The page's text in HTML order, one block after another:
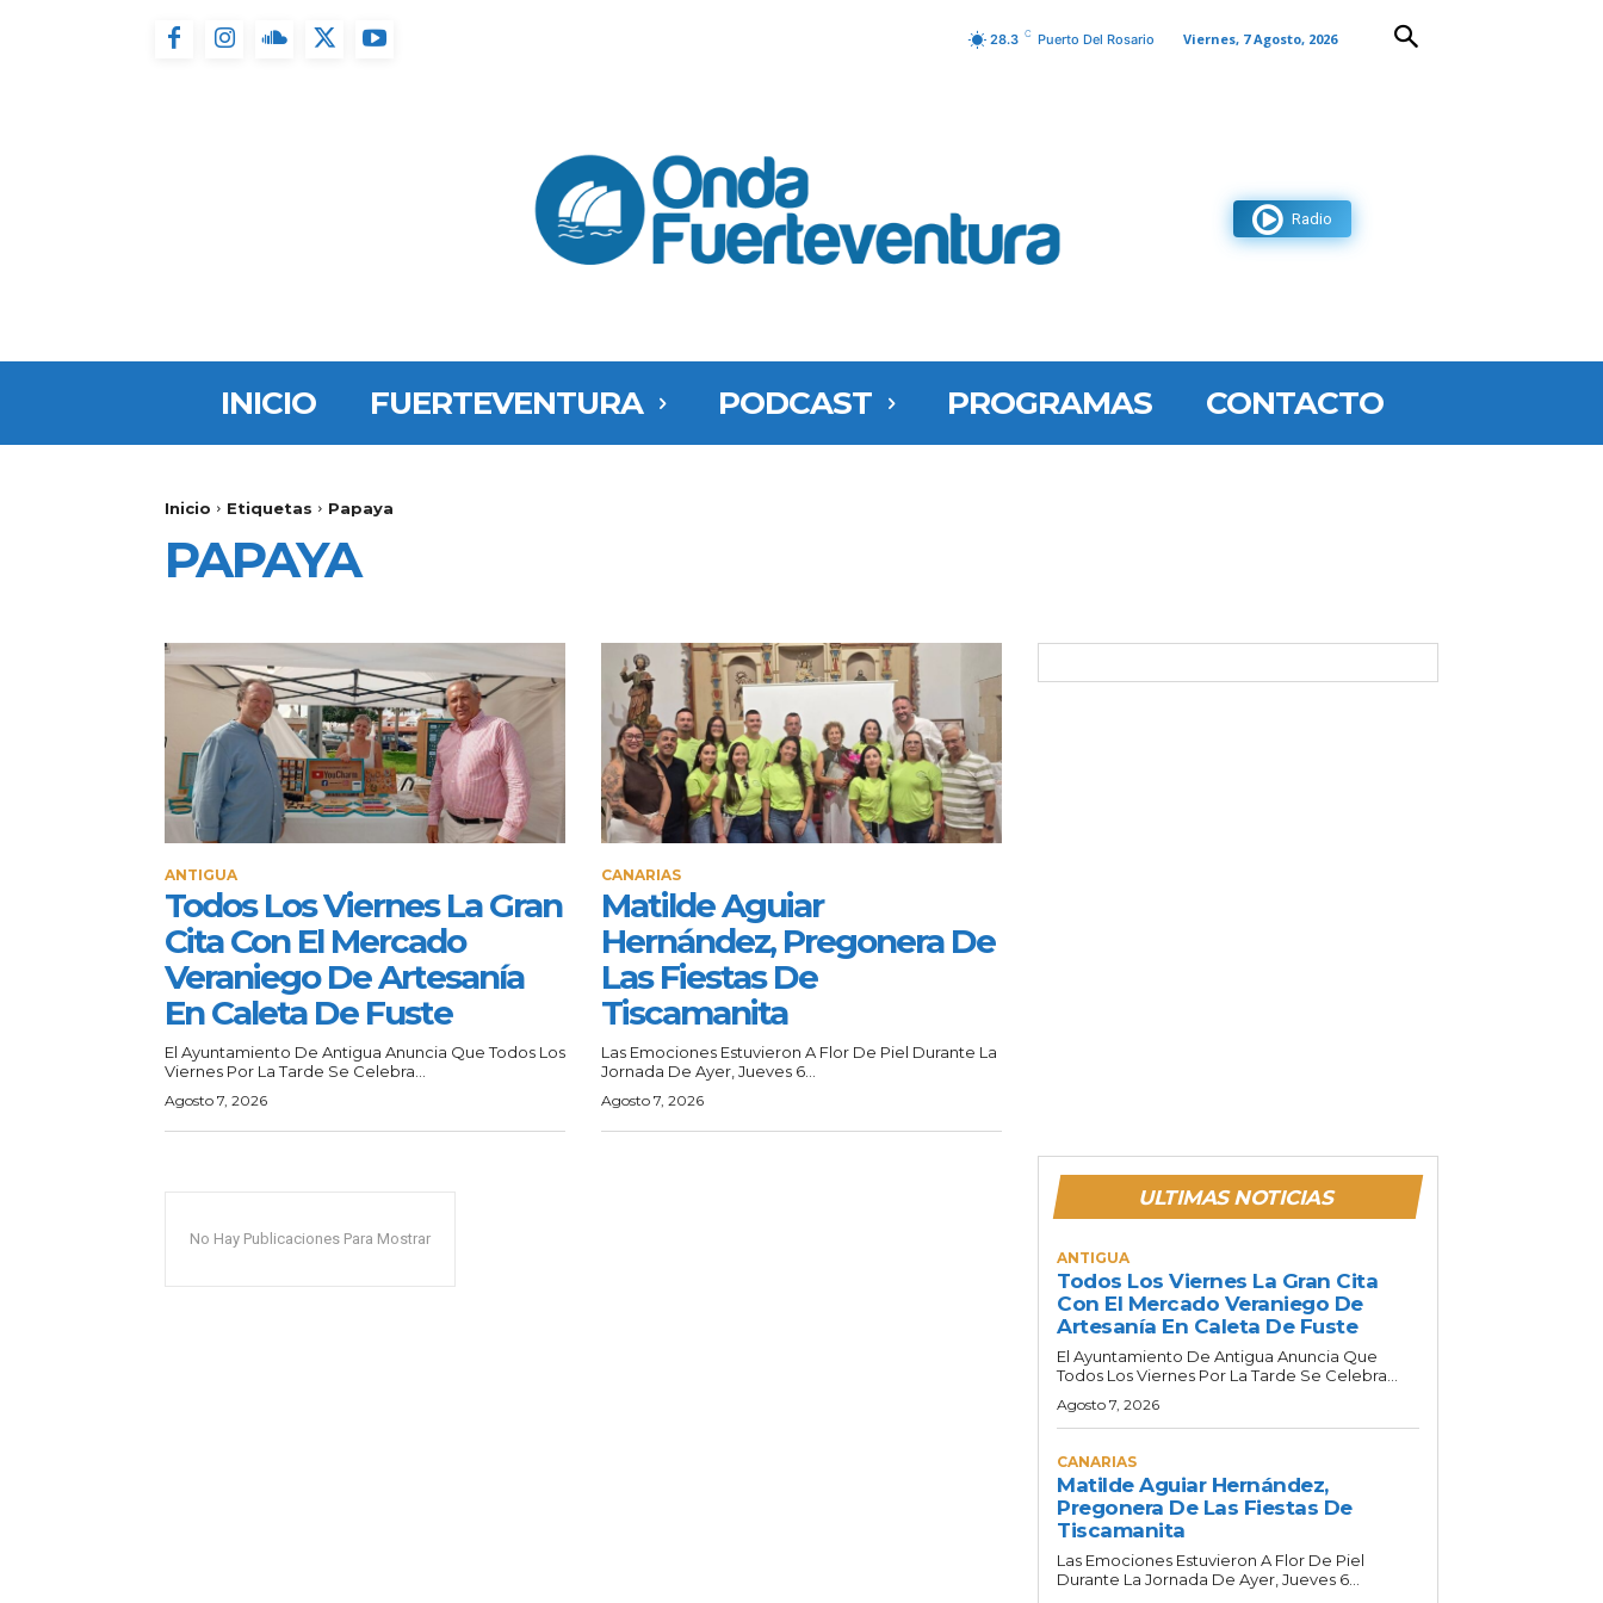
28.3 C Puerto Del Rosario Viernes, 7 Agosto, 2026
Radio
INICIO FUERTEVENTURA PODCAST PROGRAMAS CONTACTO
Inicio Etiquetas Papaya
PAPAYA
ANTIGUA
Todos Los Viernes La Gran
Cita Con El Mercado
Veraniego De Artesanía
En Caleta De Fuste
El Ayuntamiento De Antigua Anuncia Que Todos Los
Viernes Por La Tarde Se Celebra...
Agosto 7, 2026
CANARIAS
Matilde Aguiar
Hernández, Pregonera De
Las Fiestas De
Tiscamanita
Las Emociones Estuvieron A Flor De Piel Durante La
Jornada De Ayer, Jueves 6...
Agosto 7, 2026
No Hay Publicaciones Para Mostrar
ULTIMAS NOTICIAS
ANTIGUA
Todos Los Viernes La Gran Cita
Con El Mercado Veraniego De
Artesanía En Caleta De Fuste
El Ayuntamiento De Antigua Anuncia Que
Todos Los Viernes Por La Tarde Se Celebra...
Agosto 7, 2026
CANARIAS
Matilde Aguiar Hernández,
Pregonera De Las Fiestas De
Tiscamanita
Las Emociones Estuvieron A Flor De Piel
Durante La Jornada De Ayer, Jueves 6...